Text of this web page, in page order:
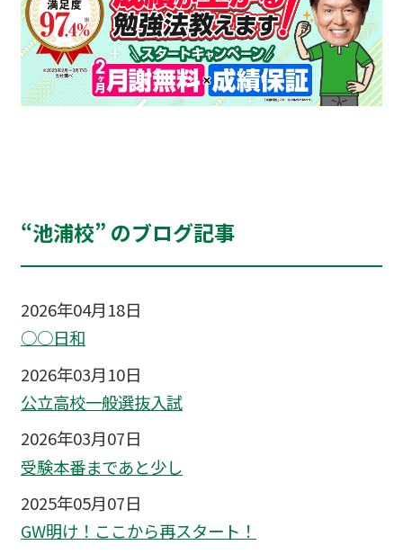
“池浦校” のブログ記事
2026年04月18日
○○日和
2026年03月10日
公立高校一般選抜入試
2026年03月07日
受験本番まであと少し
2025年05月07日
GW明け！ここから再スタート！